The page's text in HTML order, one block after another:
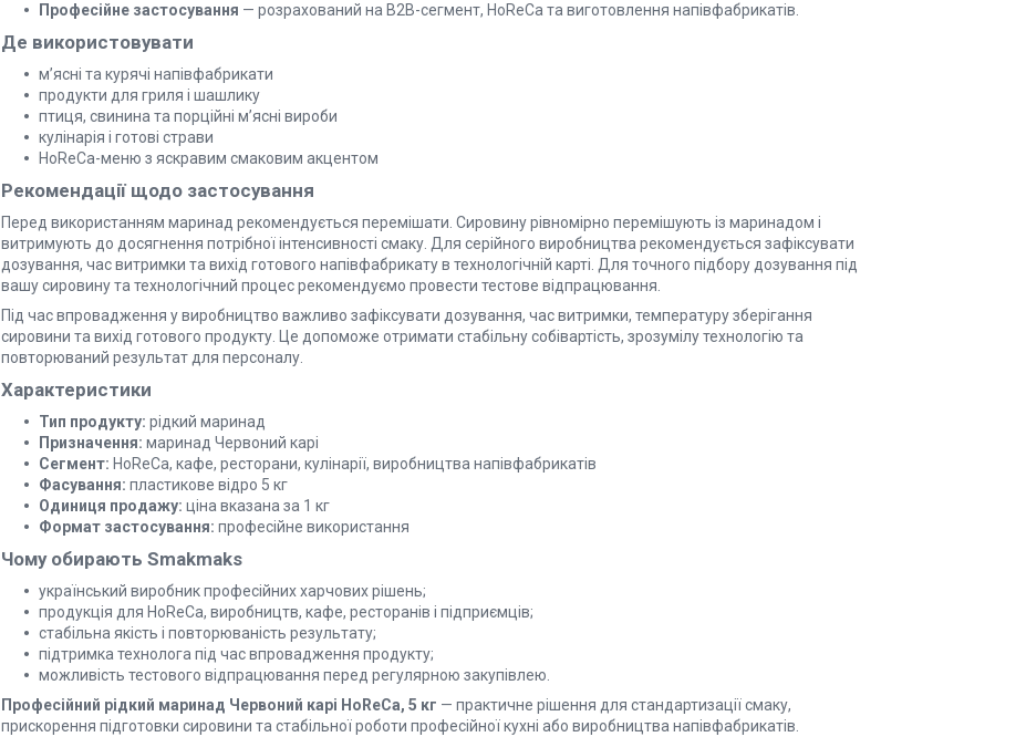
Професійне застосування — розрахований на B2B-сегмент, HoReCa та виготовлення напівфабрикатів.
Де використовувати
м’ясні та курячі напівфабрикати
продукти для гриля і шашлику
птиця, свинина та порційні м’ясні вироби
кулінарія і готові страви
HoReCa-меню з яскравим смаковим акцентом
Рекомендації щодо застосування
Перед використанням маринад рекомендується перемішати. Сировину рівномірно перемішують із маринадом і
витримують до досягнення потрібної інтенсивності смаку. Для серійного виробництва рекомендується зафіксувати
дозування, час витримки та вихід готового напівфабрикату в технологічній карті. Для точного підбору дозування під
вашу сировину та технологічний процес рекомендуємо провести тестове відпрацювання.
Під час впровадження у виробництво важливо зафіксувати дозування, час витримки, температуру зберігання
сировини та вихід готового продукту. Це допоможе отримати стабільну собівартість, зрозумілу технологію та
повторюваний результат для персоналу.
Характеристики
Тип продукту: рідкий маринад
Призначення: маринад Червоний карі
Сегмент: HoReCa, кафе, ресторани, кулінарії, виробництва напівфабрикатів
Фасування: пластикове відро 5 кг
Одиниця продажу: ціна вказана за 1 кг
Формат застосування: професійне використання
Чому обирають Smakmaks
український виробник професійних харчових рішень;
продукція для HoReCa, виробництв, кафе, ресторанів і підприємців;
стабільна якість і повторюваність результату;
підтримка технолога під час впровадження продукту;
можливість тестового відпрацювання перед регулярною закупівлею.
Професійний рідкий маринад Червоний карі HoReCa, 5 кг — практичне рішення для стандартизації смаку,
прискорення підготовки сировини та стабільної роботи професійної кухні або виробництва напівфабрикатів.